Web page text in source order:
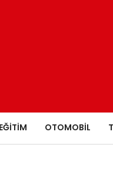
EĞITIM OTOMOBIL